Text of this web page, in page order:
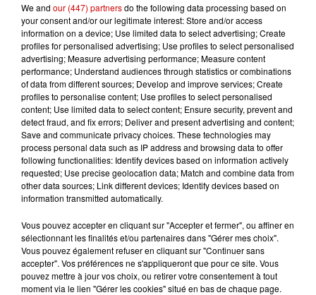
Le Duel - Gagnez vos entrées
pour l'un des zoos de nos
régions !
Destination Vacances - Gagnez
votre séjour en famille au cœur
de la...
Destination Vacances : inscrivez-
vous !
We and our (447) partnersdo the following data processing based on
your consent and/or our legitimate interest: Store and/or access
information on a device; Use limited data to select advertising; Create
profiles for personalised advertising; Use profiles to select personalised
advertising; Measure advertising performance; Measure content
performance; Understand audiences through statistics or combinations
of data from different sources; Develop and improve services; Create
profiles to personalise content; Use profiles to select personalised
content; Use limited data to select content; Ensure security, prevent and
detect fraud, and fix errors; Deliver and present advertising and content;
Save and communicate privacy choices. These technologies may
process personal data such as IP address and browsing data to offer
following functionalities: Identify devices based on information actively
requested; Use precise geolocation data; Match and combine data from
other data sources; Link different devices; Identify devices based on
information transmitted automatically.
Vous pouvez accepter en cliquant sur "Accepter et fermer", ou affiner en
sélectionnant les finalités et/ou partenaires dans "Gérer mes choix".
Vous pouvez également refuser en cliquant sur "Continuer sans
accepter". Vos préférences ne s'appliqueront que pour ce site. Vous
pouvez mettre à jour vos choix, ou retirer votre consentement à tout
moment via le lien "Gérer les cookies" situé en bas de chaque page.